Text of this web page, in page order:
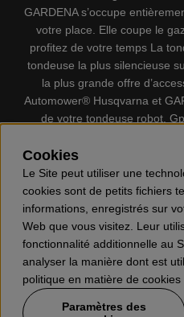
GARDENA s’occupe
votre place. Elle coupe le
profitez de votre temps La
tondeuse la plus silencieuse
la plus grande offre
Automower® Husqvarna et
de votre tondeuse robot.
individuel, Coupe-bordures,
Motoculteurs, Souffleur,
haute pression, Aspirateur,
forestiers, Lubrifiants,
Cookies
Le Site peut utiliser une
cookies sont de petits fichiers
informations, enregistrés sur
Web que vous visitez. Leur
fonctionnalité additionnelle au
analyser la manière dont est
politique en matière de cookies
Paramètres des